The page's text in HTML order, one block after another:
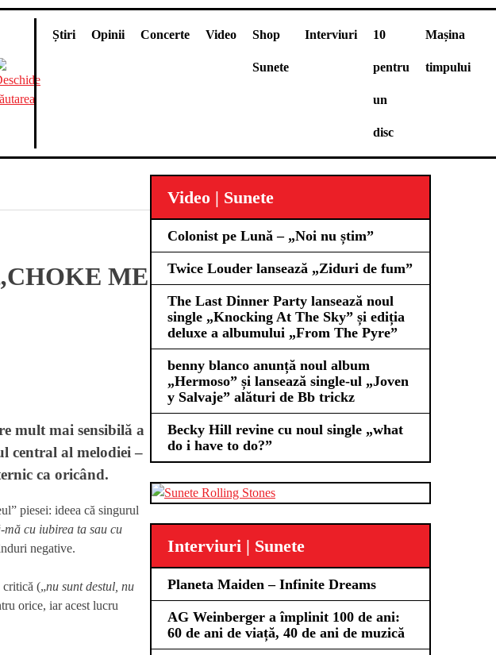
Știri Opinii Concerte Video Shop
Sunete
Interviuri 10
pentru
un
disc
Mașina
timpului
ME
mult mai sensibilă a
central al melodiei –
ca oricând.
piesei: ideea că singurul
mă cu iubirea ta sau cu
negative.
critică („nu sunt destul, nu
orice, iar acest lucru
Video | Sunete
Colonist pe Lună – „Noi nu știm”
Twice Louder lansează „Ziduri de fum”
The Last Dinner Party lansează noul
single „Knocking At The Sky” și ediția
deluxe a albumului „From The Pyre”
benny blanco anunță noul album
„Hermoso” și lansează single-ul „Joven
y Salvaje” alături de Bb trickz
Becky Hill revine cu noul single „what
do i have to do?”
Interviuri | Sunete
Planeta Maiden – Infinite Dreams
AG Weinberger a împlinit 100 de ani:
60 de ani de viață, 40 de ani de muzică